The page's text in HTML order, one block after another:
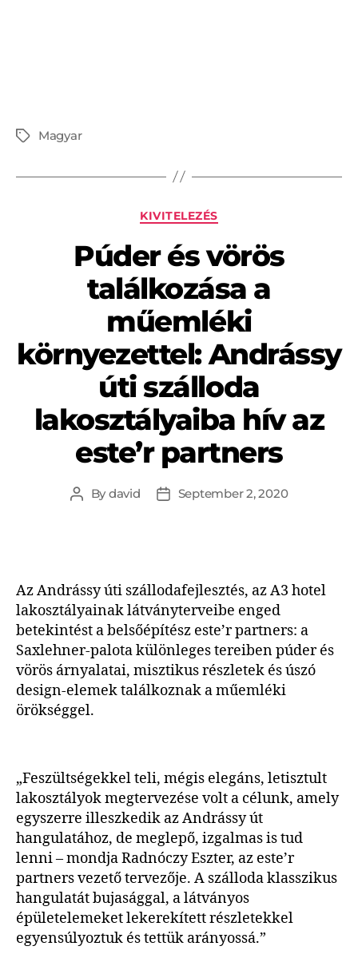
Magyar
KIVITELEZÉS
Púder és vörös
találkozása a
műemléki
környezettel: Andrássy
úti szálloda
lakosztályaiba hív az
este’r partners
Bydavid September 2, 2020
Az Andrássy úti szállodafejlesztés, az A3 hotel
lakosztályainak látványterveibe enged
betekintést a belsőépítész este’r partners: a
Saxlehner-palota különleges tereiben púder és
vörös árnyalatai, misztikus részletek és úszó
design-elemek találkoznak a műemléki
örökséggel.
„Feszültségekkel teli, mégis elegáns, letisztult
lakosztályok megtervezése volt a célunk, amely
egyszerre illeszkedik az Andrássy út
hangulatához, de meglepő, izgalmas is tud
lenni – mondja Radnóczy Eszter, az este’r
partners vezető tervezője. A szálloda klasszikus
hangulatát bujasággal, a látványos
épületelemeket lekerekített részletekkel
egyensúlyoztuk és tettük arányossá.”